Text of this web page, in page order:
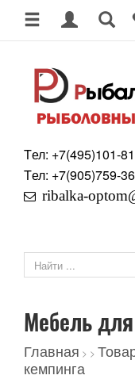
Tел: +7(495)101-
Tел: +7(905)759-
ribalka-
Мебель
Главная > >
кемпинга